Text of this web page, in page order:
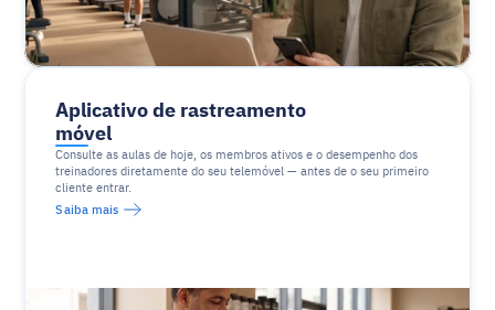
Aplicativo de rastreamento
móvel
Consulte as aulas de hoje, os membros ativos e o desempenho dos
treinadores diretamente do seu telemóvel — antes de o seu primeiro
cliente entrar.
Saiba mais